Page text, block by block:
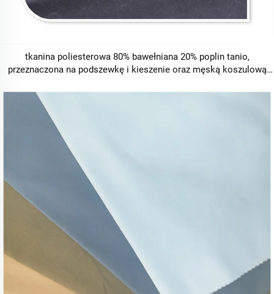
tkanina poliesterowa 80% bawełniana 20% poplin tanio,
przeznaczona na podszewkę i kieszenie oraz męską koszulową